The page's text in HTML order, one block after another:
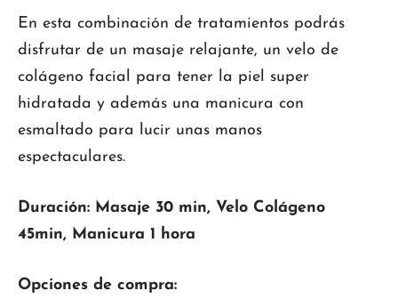
En esta combinación de tratamientos podrás
disfrutar de un masaje relajante, un velo de
colágeno facial para tener la piel super
hidratada y además una manicura con
esmaltado para lucir unas manos
espectaculares.
Duración: Masaje 30 min, Velo Colágeno
45min, Manicura 1 hora
Opciones de compra: